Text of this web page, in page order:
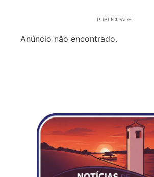
PUBLICIDADE
Anúncio não encontrado.